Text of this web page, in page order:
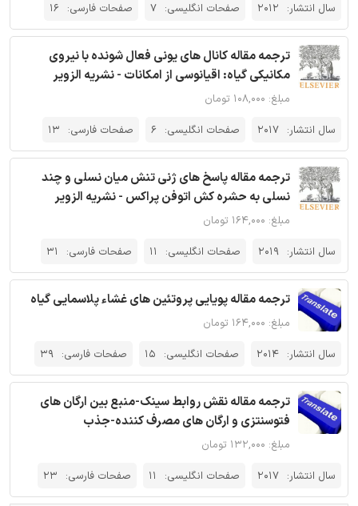
سال انتشار: 2012 صفحات انگلیسی: 7 صفحات فارسی: 16
ترجمه مقاله کانال های یونی فعال شونده با نیروی
مکانیکی گیاه: اقیانوسی از امکانات - نشریه الزویر
مبلغ: ۱۰۸,۰۰۰ تومان
سال انتشار: 2017 صفحات انگلیسی: 6 صفحات فارسی: 13
ترجمه مقاله پاسخ های ژنی تنش میان نسلی و چند
نسلی به حشره کش اتوفن پراکس - نشریه الزویر
مبلغ: ۱۶۴,۰۰۰ تومان
سال انتشار: 2019 صفحات انگلیسی: 11 صفحات فارسی: 31
ترجمه مقاله پویایی پروتئین های غشاء پلاسمایی گیاه
مبلغ: ۱۶۴,۰۰۰ تومان
سال انتشار: 2014 صفحات انگلیسی: 15 صفحات فارسی: 39
ترجمه مقاله نقش روابط سینک-منبع بین ارگان های
فتوسنتزی و ارگان ‌های مصرف کننده‌-جذب
مبلغ: ۱۳۲,۰۰۰ تومان
سال انتشار: 2017 صفحات انگلیسی: 11 صفحات فارسی: 23